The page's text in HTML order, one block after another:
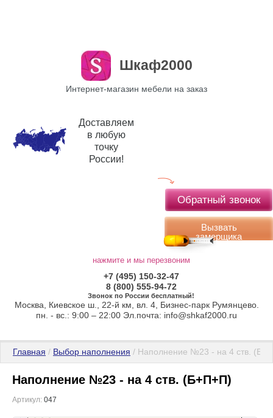
Шкаф2000
Интернет-магазин мебели на заказ
Доставляем
в любую
точку
России!
Обратный звонок
Вызвать
замерщика
нажмите и мы перезвоним
+7 (495) 150-32-47
8 (800) 555-94-72
Звонок по России бесплатный!
Москва, Киевское ш., 22-й км, вл. 4, Бизнес-парк Румянцево.
пн. - вс.: 9:00 – 22:00 Эл.почта: info@shkaf2000.ru
Главная / Выбор наполнения / Наполнение №23 - на 4 ств.
Наполнение №23 - на 4 ств. (Б+П+П)
Артикул: 047